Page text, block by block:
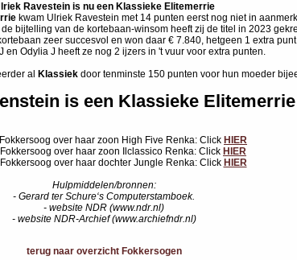
Ravestein is nu een Klassieke Elitemerrie
kwam Ulriek Ravestein met 14 punten eerst nog niet in
bijtelling van de kortebaan-winsom heeft zij de titel in 2023
zeer succesvol en won daar € 7.840, hetgeen 1 extra
en Odylia J heeft ze nog 2 ijzers in 't vuur voor extra punten.
al Klassiek door tenminste 150 punten voor hun moeder
is een Klassieke Elitemerrie
over haar zoon High Five Renka: Click HIER
over haar zoon Ilclassico Renka: Click HIER
over haar dochter Jungle Renka: Click HIER
Hulpmiddelen/bronnen:
- Gerard ter Schure‘s Computerstamboek.
- website NDR (www.ndr.nl)
- website NDR-Archief (www.archiefndr.nl)
terug naar overzicht Fokkersogen